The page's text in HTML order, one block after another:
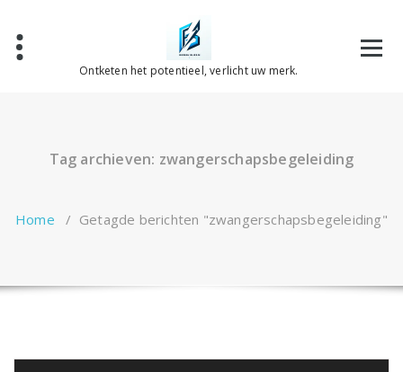
inhoud
Ontketen het potentieel, verlicht uw merk.
Tag archieven: zwangerschapsbegeleiding
Home / Getagde berichten "zwangerschapsbegeleiding"